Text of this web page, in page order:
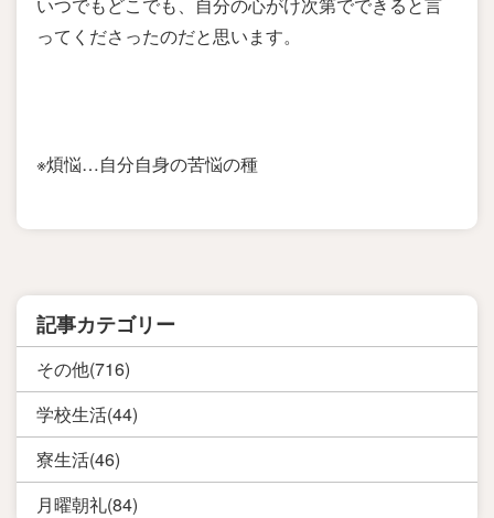
ってくださったのだと思います。
※煩悩…自分自身の苦悩の種
記事カテゴリー
その他(716)
学校生活(44)
寮生活(46)
月曜朝礼(84)